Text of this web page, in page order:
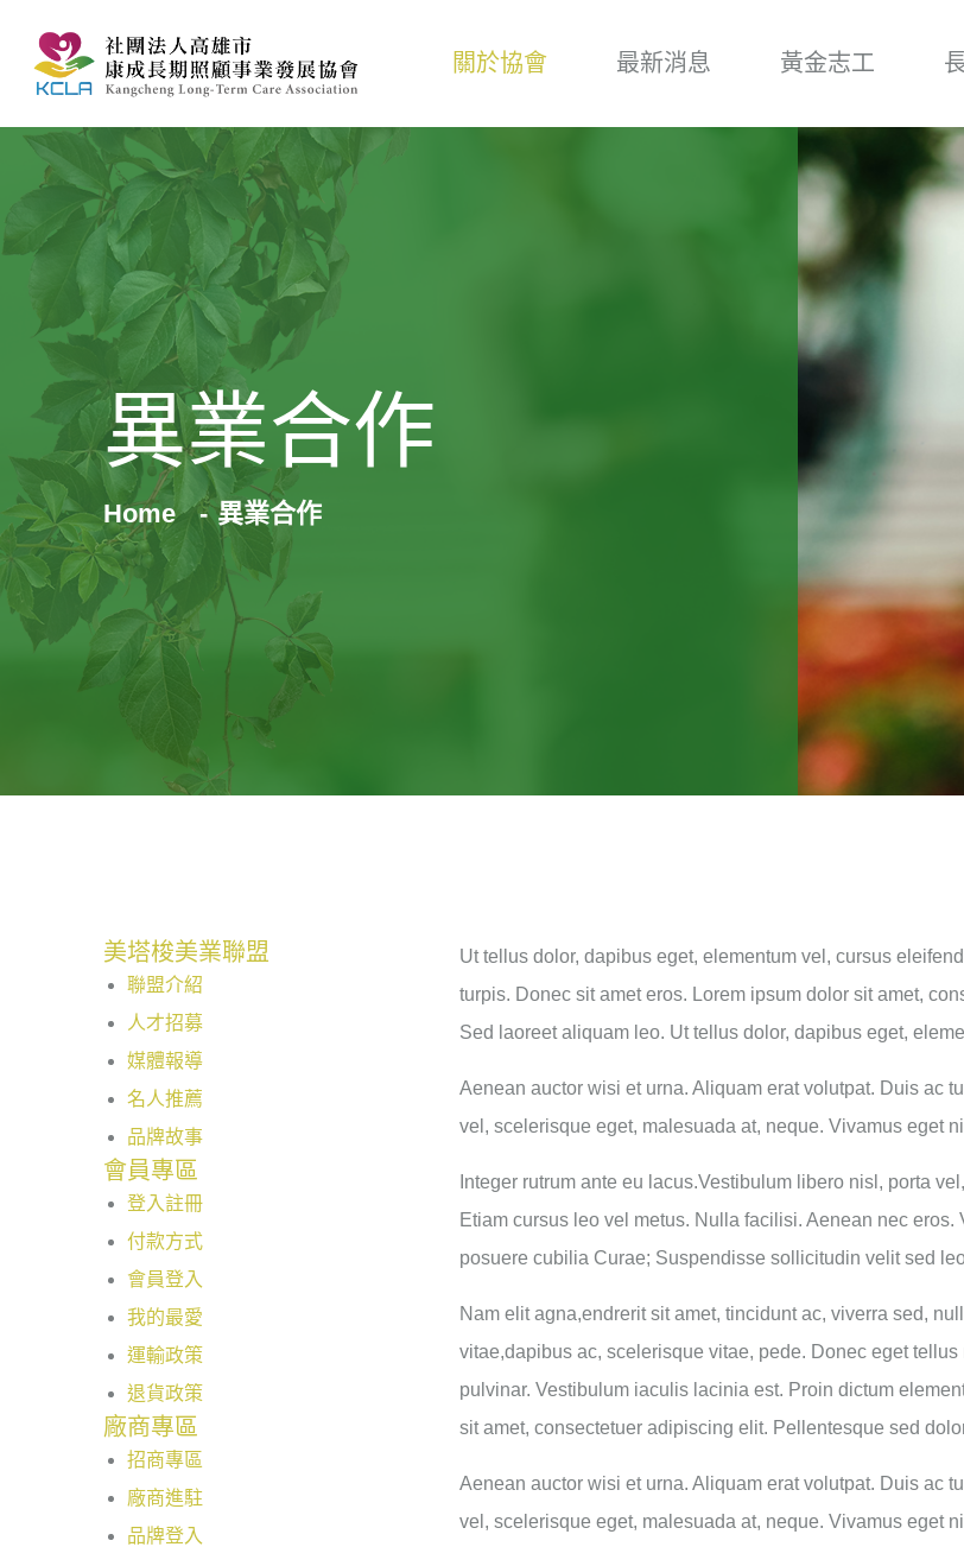
關於協會 最新消息 黃金志工
異業合作
Home 異業合作
美塔梭美業聯盟
聯盟介紹
人才招募
媒體報導
名人推薦
品牌故事
會員專區
登入註冊
付款方式
會員登入
我的最愛
運輸政策
退貨政策
廠商專區
招商專區
廠商進駐
品牌登入
Ut tellus dolor, dapibus eget, elementum vel, cursus
turpis. Donec sit amet eros. Lorem ipsum dolor sit amet,
Sed laoreet aliquam leo. Ut tellus dolor, dapibus eget,
Aenean auctor wisi et urna. Aliquam erat volutpat. Duis ac
vel, scelerisque eget, malesuada at, neque. Vivamus eget
Integer rutrum ante eu lacus.Vestibulum libero nisl, porta
Etiam cursus leo vel metus. Nulla facilisi. Aenean nec
posuere cubilia Curae; Suspendisse sollicitudin velit sed
Nam elit agna,endrerit sit amet, tincidunt ac, viverra sed,
vitae,dapibus ac, scelerisque vitae, pede. Donec eget
pulvinar. Vestibulum iaculis lacinia est. Proin dictum
sit amet, consectetuer adipiscing elit. Pellentesque sed
Aenean auctor wisi et urna. Aliquam erat volutpat. Duis ac
vel, scelerisque eget, malesuada at, neque. Vivamus eget